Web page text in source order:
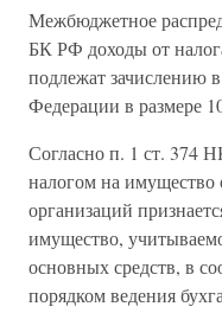
Межбюджетное
БК РФ доходы от
подлежат зачислению
Федерации в размере
Согласно п. 1 ст. 374
налогом на имущество
организаций
имущество,
основных средств, в
порядком ведения